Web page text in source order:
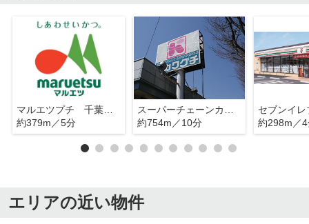
マルエツプチ 千葉みなと駅店
約379m／5分
約754m／10分
約298m／
エリアの近い物件